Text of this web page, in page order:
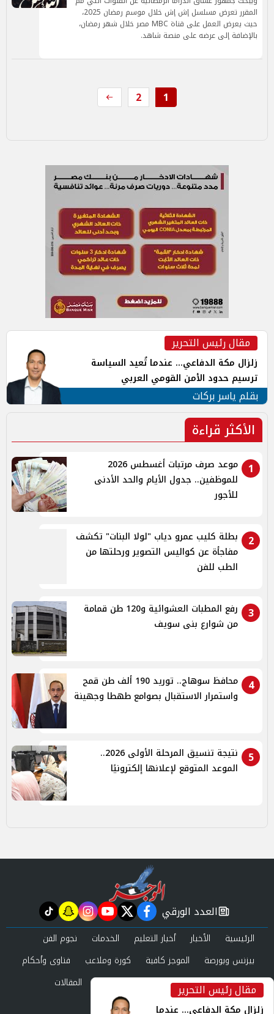
المقرر تعرض مسلسل إش إش خلال موسم رمضان 2025،
حيث يعرض العمل على قناة MBC مصر خلال شهر رمضان،
بالإضافة إلى عرضه على منصة شاهد.
1
2
مقال رئيس التحرير
زلزال مكة الدفاعي... عندما تُعيد السياسة
ترسيم حدود الأمن القومي العربي
بقلم ياسر بركات
الأكثر قراءة
1
موعد صرف مرتبات أغسطس 2026
للموظفين.. جدول الأيام والحد الأدنى
للأجور
2
بطلة كليب عمرو دياب "لولا البنات" تكشف
مفاجأة عن كواليس التصوير ورحلتها من
الطب للفن
3
رفع المطبات العشوائية و120 طن قمامة
من شوارع بنى سويف
4
محافظ سوهاج.. توريد 190 ألف طن قمح
واستمرار الاستقبال بصوامع طهطا وجهينة
5
نتيجة تنسيق المرحلة الأولى 2026..
الموعد المتوقع لإعلانها إلكترونيًا
مقال رئيس التحرير
زلزال مكة الدفاعي... عندما
newspaper
العدد الورقي facebook
twitter
youtube
instagram
snapchat
tiktok
الرئيسية الأخبار أخبار التعليم الخدمات
نجوم الفن
بيزنس وبورصة
الموجز كافية كورة وملاعب
فتاوى وأحكام
صحة وجمال
عرب وعالم حوادث ومحاكم
المقالات
العدد الورقي